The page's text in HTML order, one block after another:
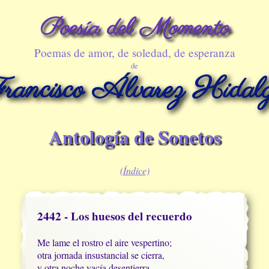
Poesía del Momento
Poemas de amor, de soledad, de esperanza
de
Álvarez
Antología de Sonetos
(Índice)
2442 - Los huesos del recuerdo
Me lame el rostro el aire vespertino;
otra jornada insustancial se cierra,